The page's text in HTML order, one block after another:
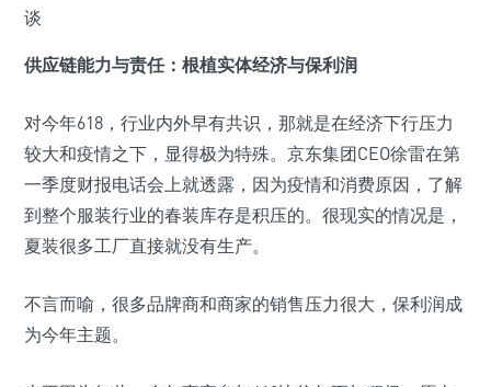
供应链能力与责任：根植实体经济与保利润
对今年618，行业内外早有共识，那就是在经济下行压力
较大和疫情之下，显得极为特殊。京东集团CEO徐雷在第
一季度财报电话会上就透露，因为疫情和消费原因，了解
到整个服装行业的春装库存是积压的。很现实的情况是，
夏装很多工厂直接就没有生产。
不言而喻，很多品牌商和商家的销售压力很大，保利润成
为今年主题。